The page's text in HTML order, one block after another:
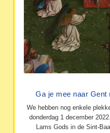
Ga je mee naar
We hebben nog enkele
donderdag 1 december
Lams Gods in de Sint-